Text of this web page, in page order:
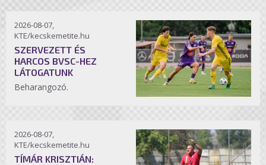
2026-08-07,
KTE/kecskemetite.hu
SZERVEZETT ÉS
HARCOS BVSC-HEZ
LÁTOGATUNK
Beharangozó.
2026-08-07,
KTE/kecskemetite.hu
TÍMÁR KRISZTIÁN: